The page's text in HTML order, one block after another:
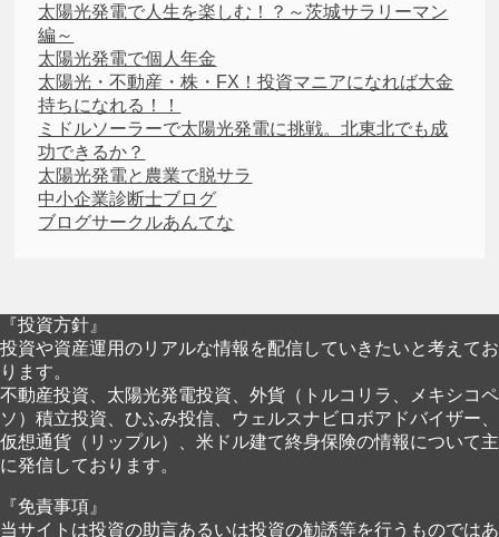
太陽光発電で人生を楽しむ！？～茨城サラリーマン
編～
太陽光発電で個人年金
太陽光・不動産・株・FX！投資マニアになれば大金
持ちになれる！！
ミドルソーラーで太陽光発電に挑戦。北東北でも成
功できるか？
太陽光発電と農業で脱サラ
中小企業診断士ブログ
ブログサークルあんてな
『投資方針』
投資や資産運用のリアルな情報を配信していきたいと考えてお
ります。
不動産投資、太陽光発電投資、外貨（トルコリラ、メキシコペ
ソ）積立投資、ひふみ投信、ウェルスナビロボアドバイザー、
仮想通貨（リップル）、米ドル建て終身保険の情報について主
に発信しております。
『免責事項』
当サイトは投資の助言あるいは投資の勧誘等を行うものではあ